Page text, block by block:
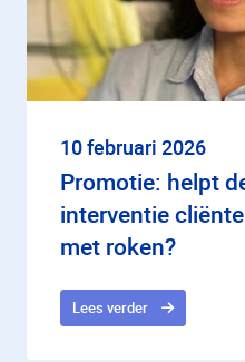
10 februari 2026
Promotie: helpt
interventie
met roken?
Lees verder